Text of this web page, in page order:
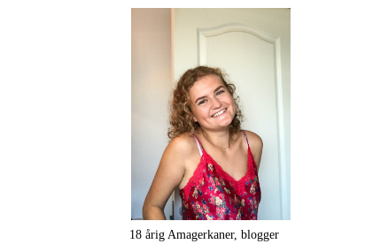
18 årig Amagerkaner, blogger